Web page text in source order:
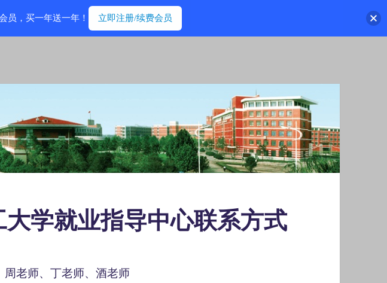
大学就业指导中心联系方式
周老师、丁老师、酒老师
员，买一年送一年！ 立即注册/续费会员